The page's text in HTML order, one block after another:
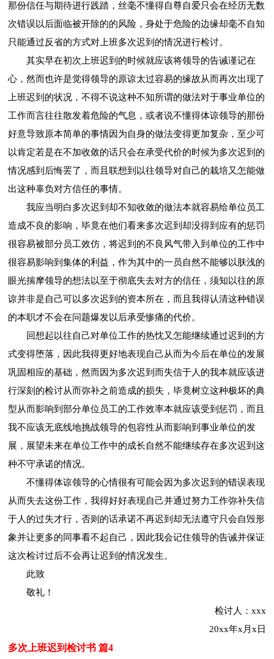
那份信任与期待进行践踏，丝毫不懂得自尊自爱只会在经历无数
次错误以后面临被开除的的风险，身处于危险的边缘却毫不自知
只能通过反省的方式对上班多次迟到的情况进行检讨。
其实早在初次上班迟到的时候就应该将领导的告诫谨记在
心，然而也许是觉得领导的原谅太过容易的缘故从而再次出现了
上班迟到的状况，不得不说这种不知所谓的做法对于事业单位的
工作而言往往散发着危险的气息，或者说不懂得体谅领导的那份
好意导致原本简单的事情因为自身的做法变得更加复杂，至少可
以肯定若是在不加收敛的话只会在承受代价的时候为多次迟到的
情况感到后悔罢了，而且联想到以往领导对自己的栽培又怎能做
出这种辜负对方信任的事情。
我应当明白多次迟到却不知收敛的做法本就容易给单位员工
造成不良的影响，毕竟在他们看来多次迟到却没得到应有的惩罚
很容易被部分员工效仿，将迟到的不良风气带入到单位的工作中
很容易影响到集体的利益，作为其中的一员自然不能够以肤浅的
眼光揣摩领导的想法以至于彻底失去对方的信任，须知以往的原
谅并非是自己可以多次迟到的资本所在，而且我得认清这种错误
的本职才不会在问题爆发以后承受惨痛的代价。
回想起以往自己对单位工作的热忱又怎能继续通过迟到的方
式变得堕落，因此我得更好地表现自己从而为今后在单位的发展
巩固相应的基础，然而因为多次迟到而失信于人的我本就应该进
行深刻的检讨从而弥补之前造成的损失，毕竟树立这种极坏的典
型从而影响到部分单位员工的工作效率本就应该受到惩罚，而且
我不应该无底线地挑战领导的包容性从而影响到事业单位的发
展，展望未来在单位工作中的成长自然不能继续存在多次迟到这
种不守承诺的情况。
不懂得体谅领导的心情很有可能会因为多次迟到的错误表现
从而失去这份工作，我得好好表现自己并通过努力工作弥补失信
于人的过失才行，否则的话承诺不再迟到却无法遵守只会自毁形
象并让更多的同事看不起自己，因此我会记住领导的告诫并保证
这次检讨过后不会再让迟到的情况发生。
此致
敬礼！
检讨人：xxx
20xx年x月x日
多次上班迟到检讨书 篇4